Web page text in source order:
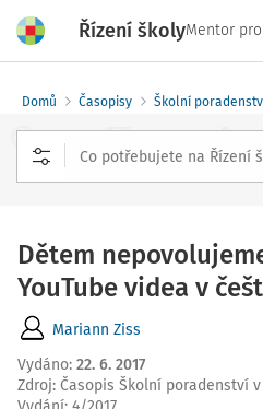
Řízení školyMentor
Domů Časopisy Školní
Dětem
YouTube videa v
Mariann Ziss
Vydáno: 22. 6. 2017
Zdroj: Časopis Školní poradenství